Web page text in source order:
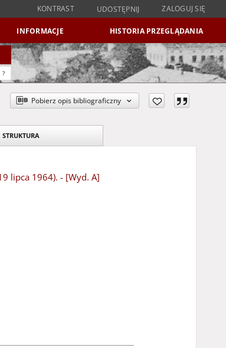
KONTRAST UDOSTĘPNIJ ZALOGUJ SIĘ
INFORMACJE HISTORIA PRZEGLĄDANIA
?
Pobierz opis bibliograficzny
STRUKTURA
lipca 1964). - [Wyd. A]